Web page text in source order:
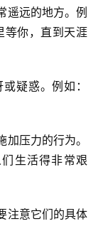
遥远的地方。例
等你，直到天涯
疑惑。例如：
压力的行为。
生活得非常艰
意它们的具体